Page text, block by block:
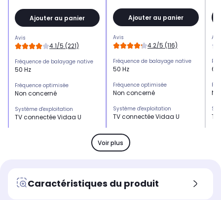
Ajouter au panier
Avis
4.1/5 (221)
Fréquence de balayage native
50 Hz
Fréquence optimisée
Non concerné
Système d'exploitation
TV connectée Vidaa U
Son
2 x 10 Watts
Ajouter au panier
Avis
4.2/5 (116)
Fréquence de balayage native
50 Hz
Fréquence optimisée
Non concerné
Système d'exploitation
TV connectée Vidaa U
HDMI 2.0
x1
Son
2 x 10 Watts
60
Voir plus
Caractéristiques du produit